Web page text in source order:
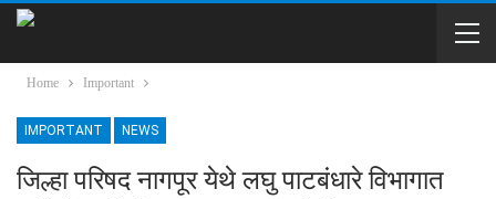
Home Important
IMPORTANT NEWS
जिल्हा परिषद नागपूर येथे लघु पाटबंधारे विभागात